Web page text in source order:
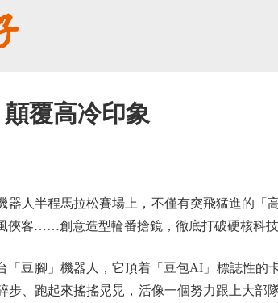
覆高冷印象
半程馬拉松賽場上，不僅有突飛猛進的「
俠客……創意造型輪番搶鏡，徹底打破硬核科
腳」機器人，它頂着「豆包AI」標誌性的卡
步、跑起來搖搖晃晃，活像一個努力跟上大部